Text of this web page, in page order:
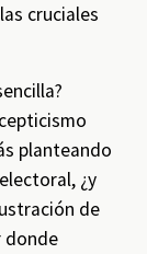
cruciales
planteando
¿y
de
donde